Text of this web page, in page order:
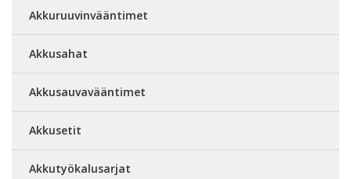
Akkuruuvinvääntimet
Akkusahat
Akkusauvavääntimet
Akkusetit
Akkutyökalusarjat